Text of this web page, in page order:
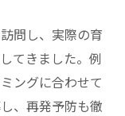
問し、実際の育
てきました。例
ングに合わせて
、再発予防も徹